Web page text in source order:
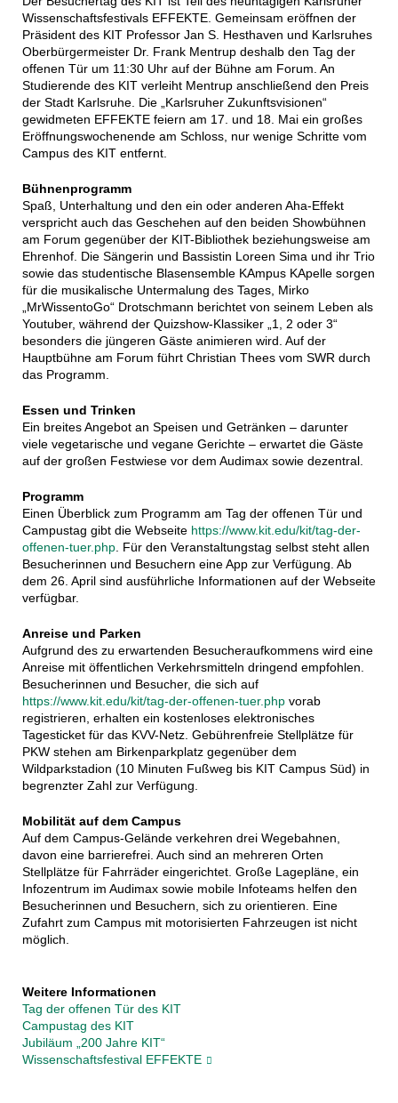
Wissenschaftsfestivals EFFEKTE. Gemeinsam eröffnen der
Präsident des KIT Professor Jan S. Hesthaven und Karlsruhes
Oberbürgermeister Dr. Frank Mentrup deshalb den Tag der
offenen Tür um 11:30 Uhr auf der Bühne am Forum. An
Studierende des KIT verleiht Mentrup anschließend den Preis
der Stadt Karlsruhe. Die „Karlsruher Zukunftsvisionen“
gewidmeten EFFEKTE feiern am 17. und 18. Mai ein großes
Eröffnungswochenende am Schloss, nur wenige Schritte vom
Campus des KIT entfernt.
Bühnenprogramm
Spaß, Unterhaltung und den ein oder anderen Aha-Effekt
verspricht auch das Geschehen auf den beiden Showbühnen
am Forum gegenüber der KIT-Bibliothek beziehungsweise am
Ehrenhof. Die Sängerin und Bassistin Loreen Sima und ihr Trio
sowie das studentische Blasensemble KAmpus KApelle sorgen
für die musikalische Untermalung des Tages, Mirko
„MrWissentoGo“ Drotschmann berichtet von seinem Leben als
Youtuber, während der Quizshow-Klassiker „1, 2 oder 3“
besonders die jüngeren Gäste animieren wird. Auf der
Hauptbühne am Forum führt Christian Thees vom SWR durch
das Programm.
Essen und Trinken
Ein breites Angebot an Speisen und Getränken – darunter
viele vegetarische und vegane Gerichte – erwartet die Gäste
auf der großen Festwiese vor dem Audimax sowie dezentral.
Programm
Einen Überblick zum Programm am Tag der offenen Tür und
Campustag gibt die Webseite https://www.kit.edu/kit/tag-der-
offenen-tuer.php. Für den Veranstaltungstag selbst steht allen
Besucherinnen und Besuchern eine App zur Verfügung. Ab
dem 26. April sind ausführliche Informationen auf der Webseite
verfügbar.
Anreise und Parken
Aufgrund des zu erwartenden Besucheraufkommens wird eine
Anreise mit öffentlichen Verkehrsmitteln dringend empfohlen.
Besucherinnen und Besucher, die sich auf
https://www.kit.edu/kit/tag-der-offenen-tuer.phpvorab
registrieren, erhalten ein kostenloses elektronisches
Tagesticket für das KVV-Netz. Gebührenfreie Stellplätze für
PKW stehen am Birkenparkplatz gegenüber dem
Wildparkstadion (10 Minuten Fußweg bis KIT Campus Süd) in
begrenzter Zahl zur Verfügung.
Mobilität auf dem Campus
Auf dem Campus-Gelände verkehren drei Wegebahnen,
davon eine barrierefrei. Auch sind an mehreren Orten
Stellplätze für Fahrräder eingerichtet. Große Lagepläne, ein
Infozentrum im Audimax sowie mobile Infoteams helfen den
Besucherinnen und Besuchern, sich zu orientieren. Eine
Zufahrt zum Campus mit motorisierten Fahrzeugen ist nicht
möglich.
Weitere Informationen
Tag der offenen Tür des KIT
Campustag des KIT
Jubiläum „200 Jahre KIT“
Wissenschaftsfestival EFFEKTE